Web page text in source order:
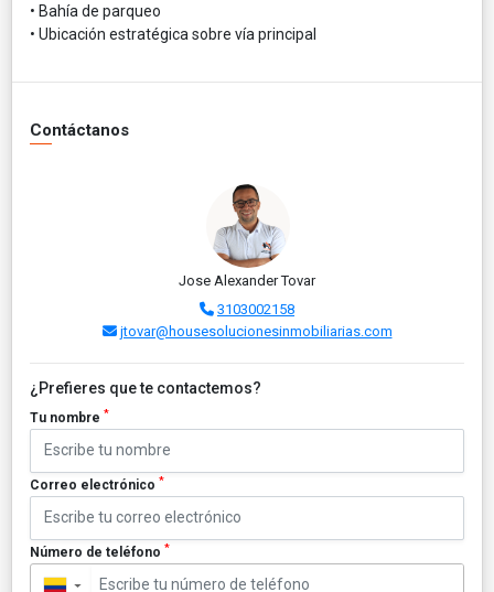
• Bahía de parqueo
• Ubicación estratégica sobre vía principal
Contáctanos
Jose Alexander Tovar
3103002158
jtovar@housesolucionesinmobiliarias.com
¿Prefieres que te contactemos?
Tu nombre *
Correo electrónico *
Número de teléfono *
▼